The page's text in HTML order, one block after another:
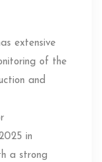
extensive
of the
and
in
a strong